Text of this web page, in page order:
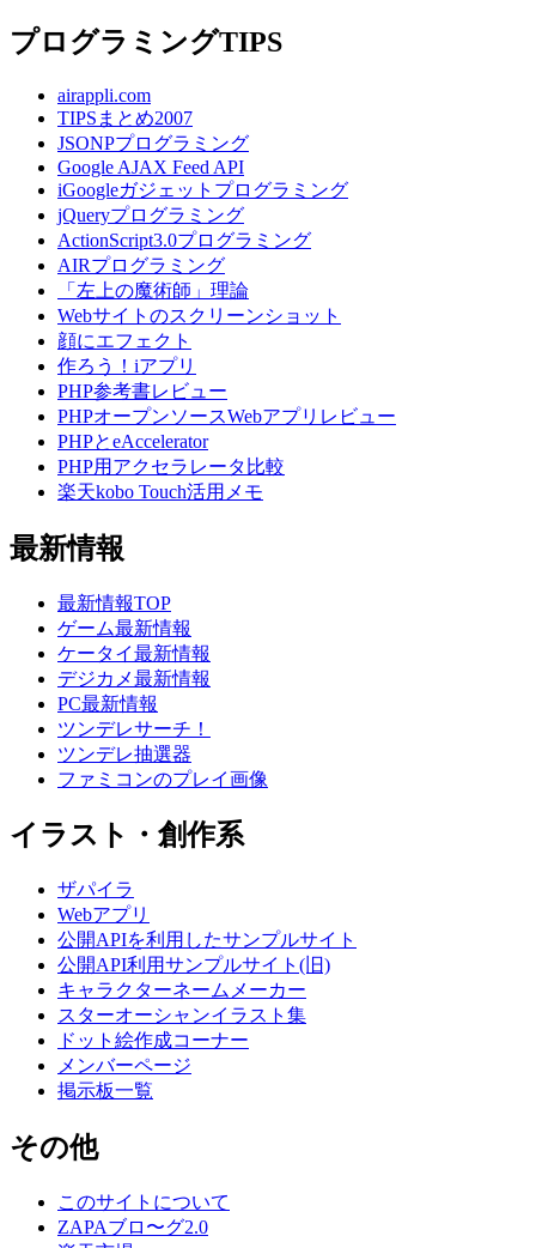
プログラミングTIPS
airappli.com
TIPSまとめ2007
JSONPプログラミング
Google AJAX Feed API
iGoogleガジェットプログラミング
jQueryプログラミング
ActionScript3.0プログラミング
AIRプログラミング
「左上の魔術師」理論
Webサイトのスクリーンショット
顔にエフェクト
作ろう！iアプリ
PHP参考書レビュー
PHPオープンソースWebアプリレビュー
PHPとeAccelerator
PHP用アクセラレータ比較
楽天kobo Touch活用メモ
最新情報
最新情報TOP
ゲーム最新情報
ケータイ最新情報
デジカメ最新情報
PC最新情報
ツンデレサーチ！
ツンデレ抽選器
ファミコンのプレイ画像
イラスト・創作系
ザパイラ
Webアプリ
公開APIを利用したサンプルサイト
公開API利用サンプルサイト(旧)
キャラクターネームメーカー
スターオーシャンイラスト集
ドット絵作成コーナー
メンバーページ
掲示板一覧
その他
このサイトについて
ZAPAブロ〜グ2.0